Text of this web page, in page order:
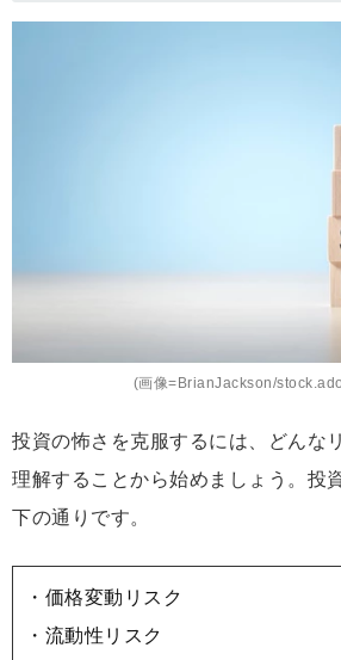
(画像=BrianJackson/
投資の怖さを克服するには、どんな
理解することから始めましょう。投
下の通りです。
・価格変動リスク
・流動性リスク